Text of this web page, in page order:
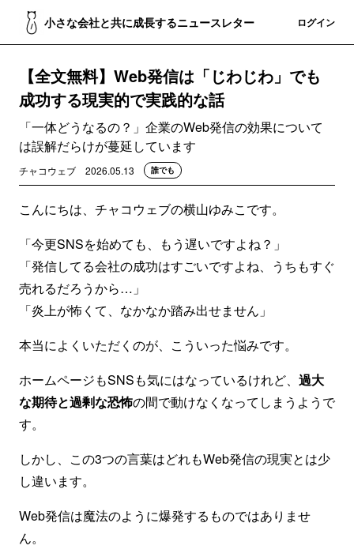
小さな会社と共に成長するニュースレター ログイン
【全文無料】Web発信は「じわじわ」でも
成功する現実的で実践的な話
「一体どうなるの？」企業のWeb発信の効果について
は誤解だらけが蔓延しています
チャコウェブ 2026.05.13 誰でも
こんにちは、チャコウェブの横山ゆみこです。
「今更SNSを始めても、もう遅いですよね？」
「発信してる会社の成功はすごいですよね、うちもすぐ
売れるだろうから…」
「炎上が怖くて、なかなか踏み出せません」
本当によくいただくのが、こういった悩みです。
ホームページもSNSも気にはなっているけれど、 過大
な期待と過剰な恐怖の間で動けなくなってしまうようで
す。
しかし、この3つの言葉はどれもWeb発信の現実とは少
し違います。
Web発信は魔法のように爆発するものではありませ
ん。